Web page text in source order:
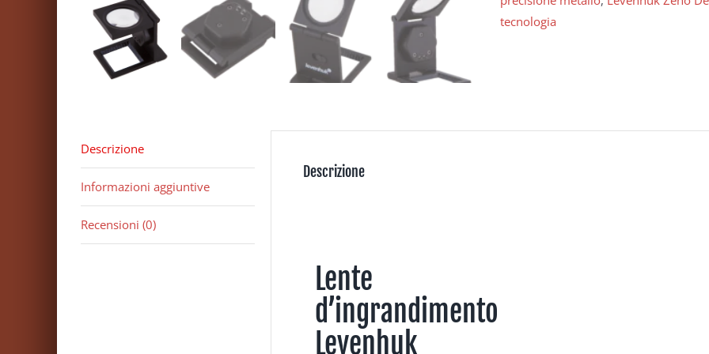
tecnologia
Descrizione
Informazioni aggiuntive
Recensioni (0)
Descrizione
Lente
d’ingrandimento
Levenhuk